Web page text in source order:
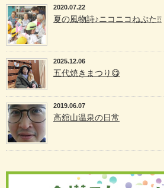
2020.07.22
夏の風物詩♪ニコニコねぷた❕❕
2025.12.06
五代焼きまつり😋
2019.06.07
高舘山温泉の日常